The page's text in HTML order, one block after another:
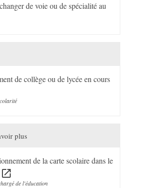
de voie ou de spécialité au
de collège ou de lycée en cours
plus
de la carte scolaire dans le
open_in_new
de l'éducation